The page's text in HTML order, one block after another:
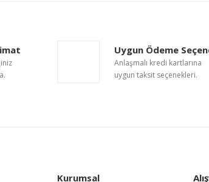
Uygun Ödeme
Anlaşmalı kredi kartlarına
uygun taksit seçenekleri.
Kurumsal